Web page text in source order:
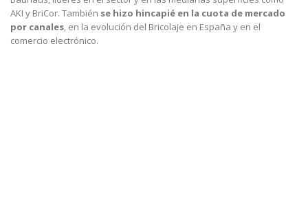
AKI y BriCor. También se hizo hincapié en la cuota de mercado
por canales, en la evolución del Bricolaje en España y en el
comercio electrónico.